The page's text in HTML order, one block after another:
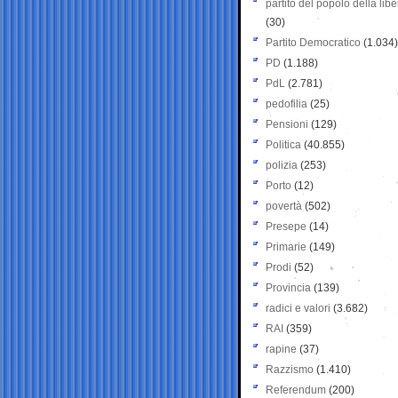
partito del popolo della
(30)
Partito Democratico (1.034)
PD (1.188)
PdL (2.781)
pedofilia (25)
Pensioni (129)
Politica (40.855)
polizia (253)
Porto (12)
povertà (502)
Presepe (14)
Primarie (149)
Prodi (52)
Provincia (139)
radici e valori (3.682)
RAI (359)
rapine (37)
Razzismo (1.410)
Referendum (200)